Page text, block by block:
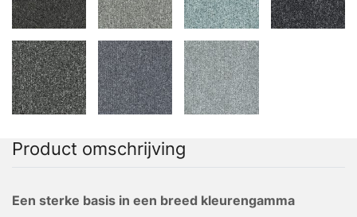
Product omschrijving
Een sterke basis in een breed kleurengamma